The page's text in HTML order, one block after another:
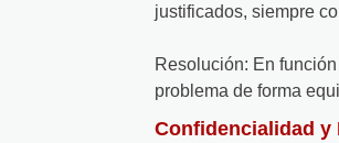
justificados, siempre
Resolución: En
problema de forma
Confidencialidad y